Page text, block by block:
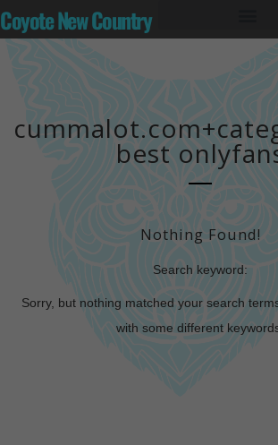
Coyote New Country
best
Nothing Found!
Search keyword:
Sorry, but nothing matched your search
with some different